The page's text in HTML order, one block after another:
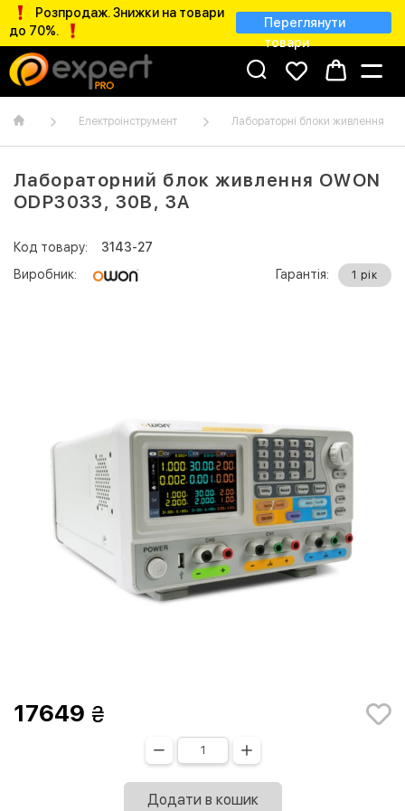
Розпродаж. Знижки на товари
до 70%.
Переглянути
товари
Електроінструмент Лабораторні блоки живлення
Лабораторний блок живлення OWON
ODP3033, 30B, 3A
Код товару:
3143-27
Виробник:
Гарантія: 1 рік
17649
Додати в кошик